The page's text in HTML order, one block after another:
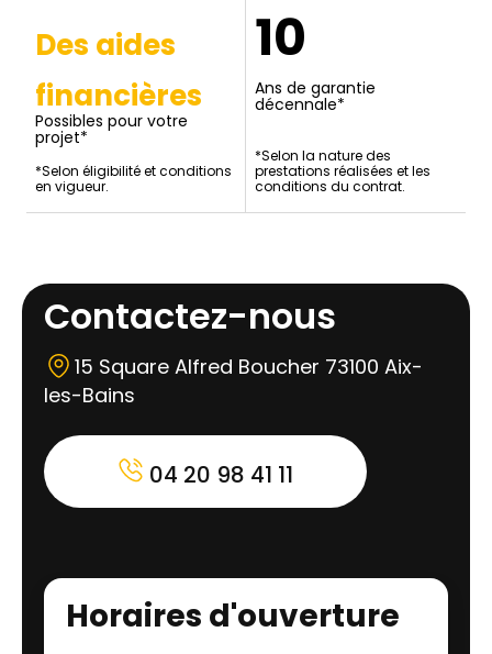
Des aides
financières
Possibles pour votre
projet*
*Selon éligibilité et conditions
en vigueur.
10
Ans de garantie
décennale*
*Selon la nature des
prestations réalisées et les
conditions du contrat.
Contactez-nous
15 Square Alfred Boucher 73100 Aix-
les-Bains
04 20 98 41 11
Horaires d'ouverture